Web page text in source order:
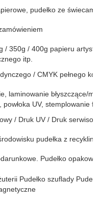
pudełko ze świecami.
/ 350g / 400g papieru
itp.
/ CMYK pełnego
laminowanie błyszczące/
powłoka UV, stemplowanie
/ Druk UV / Druk
pudełka z
Pudełko
Pudełko szuflady